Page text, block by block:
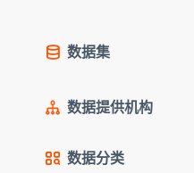
数据集
数据提供机构
数据分类